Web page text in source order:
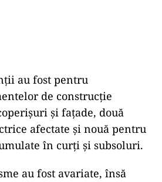
au fost pentru
de construcție
și fațade, două
afectate și nouă pentru
în curți și subsoluri.
au fost avariate, însă